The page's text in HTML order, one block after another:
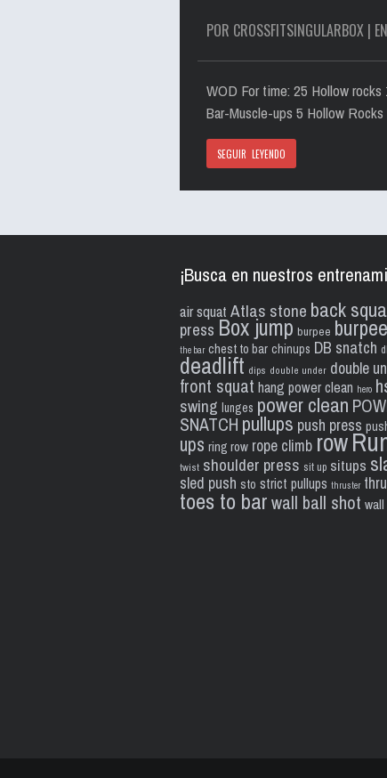
POR CROSSFITSINGULARBOX | EN
WOD For time: 25 Hollow
Bar-Muscle-ups 5 Hollow
SEGUIR LEYENDO
¡Busca en nuestros
air squat Atlas stone back
press Box jump burpee
the bar chest to bar chinups DB snatch
deadlift dips double under double
front squat hang power clean hero
swing lunges power clean
SNATCH pullups push press
ups ring row rope climb row
twist shoulder press sit up situps
sled push sto strict pullups thruster
toes to barwall ball shot